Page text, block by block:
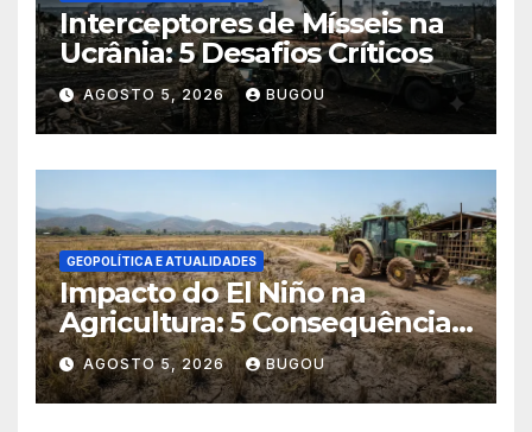
Interceptores de Mísseis na
Ucrânia: 5 Desafios Críticos
AGOSTO 5, 2026 BUGOU
GEOPOLÍTICA E ATUALIDADES
Impacto do El Niño na
Agricultura: 5 Consequências
Críticas
AGOSTO 5, 2026 BUGOU